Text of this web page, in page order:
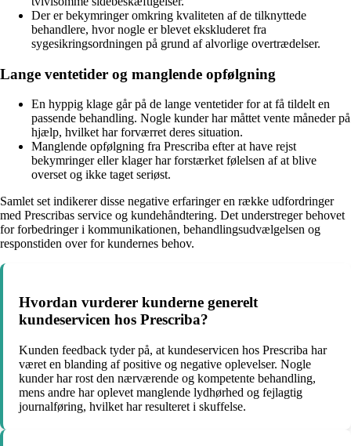
Der er bekymringer omkring kvaliteten af de tilknyttede
behandlere, hvor nogle er blevet ekskluderet fra
sygesikringsordningen på grund af alvorlige overtrædelser.
Lange ventetider og manglende opfølgning
En hyppig klage går på de lange ventetider for at få tildelt en
passende behandling. Nogle kunder har måttet vente måneder på
hjælp, hvilket har forværret deres situation.
Manglende opfølgning fra Prescriba efter at have rejst
bekymringer eller klager har forstærket følelsen af at blive
overset og ikke taget seriøst.
Samlet set indikerer disse negative erfaringer en række udfordringer
med Prescribas service og kundehåndtering. Det understreger behovet
for forbedringer i kommunikationen, behandlingsudvælgelsen og
responstiden over for kundernes behov.
Hvordan vurderer kunderne generelt
kundeservicen hos Prescriba?
Kunden feedback tyder på, at kundeservicen hos Prescriba har
været en blanding af positive og negative oplevelser. Nogle
kunder har rost den nærværende og kompetente behandling,
mens andre har oplevet manglende lydhørhed og fejlagtig
journalføring, hvilket har resulteret i skuffelse.